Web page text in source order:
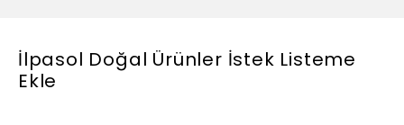
İlpasol Doğal Ürünler İstek Listeme
Ekle